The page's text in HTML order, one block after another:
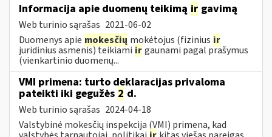
Informacija apie duomenų teikimą ir gavimą
Web turinio sąrašas 2021-06-02
Duomenys apie mokesčių mokėtojus (fizinius ir
juridinius asmenis) teikiami irgaunami pagal prašymus
(vienkartinio duomenų...
VMI primena: turto deklaracijas privaloma
pateikti iki gegužės 2 d.
Web turinio sąrašas 2024-04-18
Valstybinė mokesčių inspekcija (VMI) primena, kad